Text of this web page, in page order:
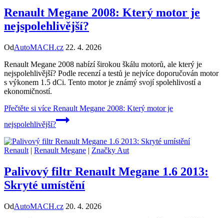
Renault Megane 2008: Který motor je
nejspolehlivější?
OdAutoMACH.cz 22. 4. 2026
Renault Megane 2008 nabízí širokou škálu motorů, ale který je
nejspolehlivější? Podle recenzí a testů je nejvíce doporučován motor
s výkonem 1.5 dCi. Tento motor je známý svojí spolehlivostí a
ekonomičností.
Přečtěte si více Renault Megane 2008: Který motor je
nejspolehlivější?
Renault | Renault Megane | Značky Aut
Palivový filtr Renault Megane 1.6 2013:
Skryté umístění
OdAutoMACH.cz 20. 4. 2026